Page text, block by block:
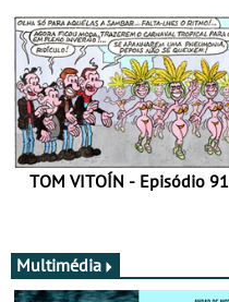
TOM VITOÍN - Episódio 91
Multimédia